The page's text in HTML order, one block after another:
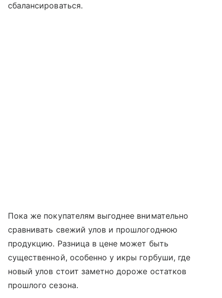
сбалансироваться.
Пока же покупателям выгоднее внимательно
сравнивать свежий улов и прошлогоднюю
продукцию. Разница в цене может быть
существенной, особенно у икры горбуши, где
новый улов стоит заметно дороже остатков
прошлого сезона.